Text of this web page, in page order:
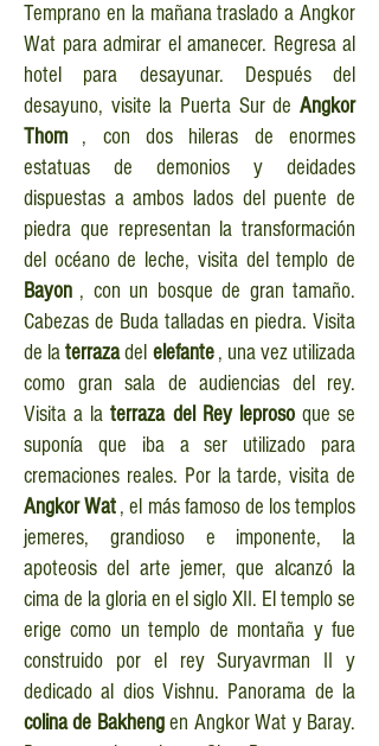
Temprano en la mañana traslado a Angkor
Wat para admirar el amanecer. Regresa al
hotel para desayunar. Después del
desayuno, visite la Puerta Sur de Angkor
Thom , con dos hileras de enormes
estatuas de demonios y deidades
dispuestas a ambos lados del puente de
piedra que representan la transformación
del océano de leche, visita del templo de
Bayon , con un bosque de gran tamaño.
Cabezas de Buda talladas en piedra. Visita
de laterrazadel elefante, una vez utilizada
como gran sala de audiencias del rey.
Visita a laterraza del Rey leprosoque se
suponía que iba a ser utilizado para
cremaciones reales. Por la tarde, visita de
Angkor Wat, el más famoso de los templos
jemeres, grandioso e imponente, la
apoteosis del arte jemer, que alcanzó la
cima de la gloria en el siglo XII. El templo se
erige como un templo de montaña y fue
construido por el rey Suryavrman II y
dedicado al dios Vishnu. Panorama de la
colina de Bakhengen Angkor Wat y Baray.